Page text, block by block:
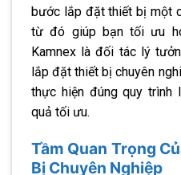
bước lắp đặt thiết bị một
từ đó giúp bạn tối ưu
Kamnex là đối tác lý
lắp đặt thiết bị chuyên
thực hiện đúng quy
quả tối ưu.
Tầm Quan Trọng
Bị Chuyên Nghiệp